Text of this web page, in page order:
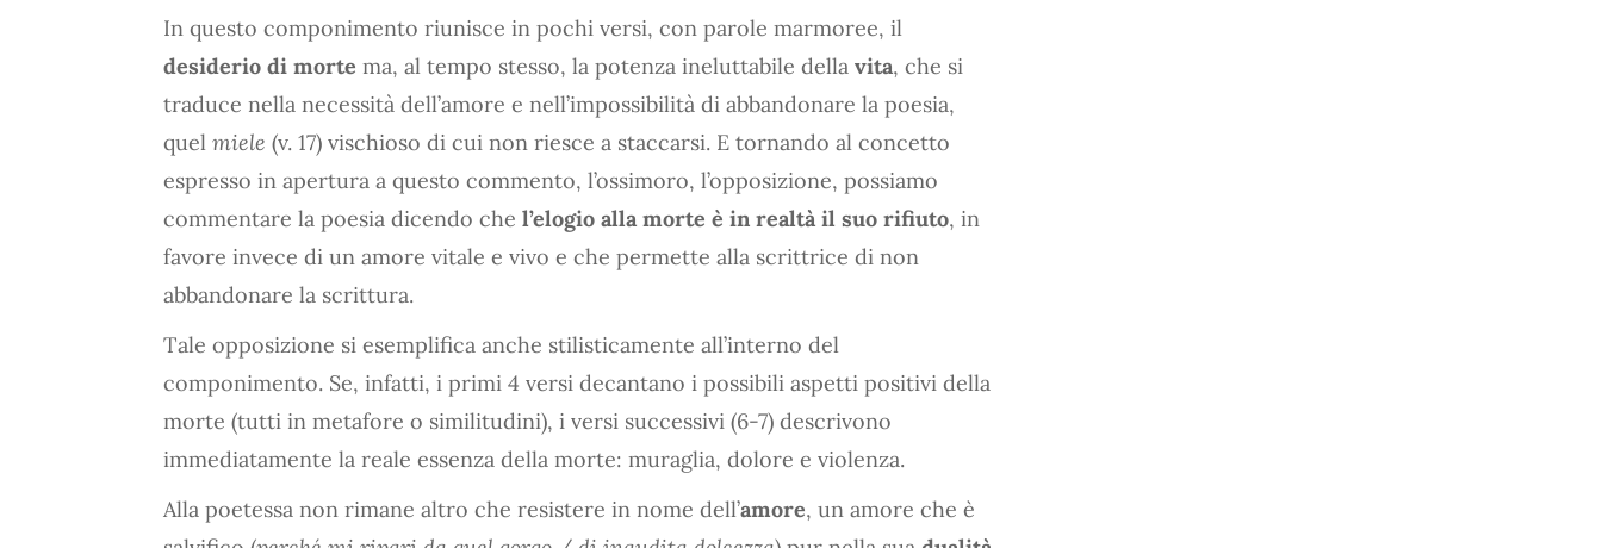
In questo componimento riunisce in pochi versi, con parole marmoree, il
desiderio di morte ma, al tempo stesso, la potenza ineluttabile della vita, che si
traduce nella necessità dell’amore e nell’impossibilità di abbandonare la poesia,
quel miele (v. 17) vischioso di cui non riesce a staccarsi. E tornando al concetto
espresso in apertura a questo commento, l’ossimoro, l’opposizione, possiamo
commentare la poesia dicendo che l’elogio alla morte è in realtà il suo rifiuto, in
favore invece di un amore vitale e vivo e che permette alla scrittrice di non
abbandonare la scrittura.
Tale opposizione si esemplifica anche stilisticamente all’interno del
componimento. Se, infatti, i primi 4 versi decantano i possibili aspetti positivi della
morte (tutti in metafore o similitudini), i versi successivi (6-7) descrivono
immediatamente la reale essenza della morte: muraglia, dolore e violenza.
Alla poetessa non rimane altro che resistere in nome dell’amore, un amore che è